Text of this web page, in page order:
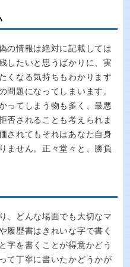
の情報は絶対に記載しては
したいと思うばかりに、実
くなる気持ちもわかります
問題になってしまいます。
ってしまう物も多く、最悪
否されることも考えられま
されてもそれはあなた自身
ません。正々堂々と、勝負
、どんな場面でも大切なマ
履歴書はきれいな字で書く
字を書くことが得意かどう
て丁寧に書いたかどうかが